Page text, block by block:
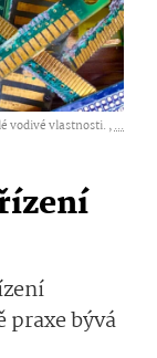
vodivé vlastnosti. ,...
praxe bývá